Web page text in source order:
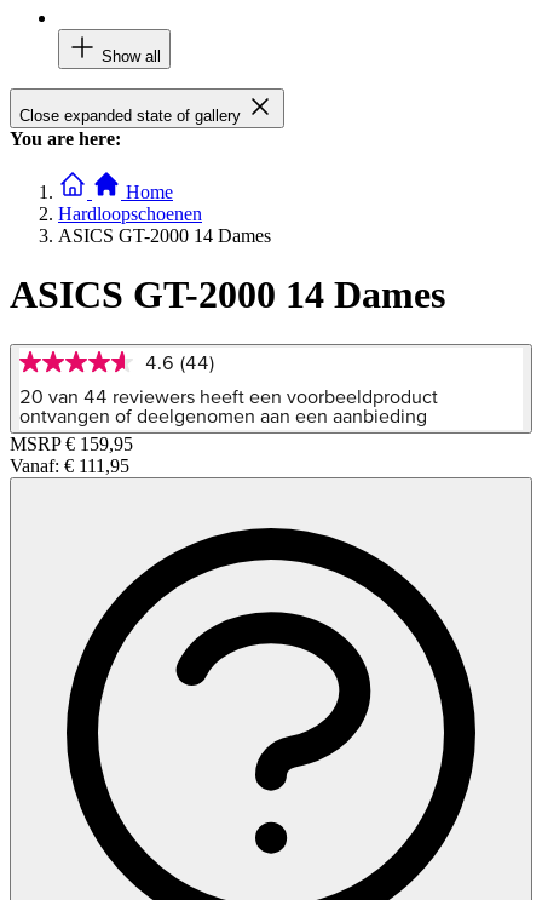
Show all
Close expanded state of gallery
You are here:
Home
Hardloopschoenen
ASICS GT-2000 14 Dames
ASICS GT-2000 14 Dames
4.6
van
5
sterren,
gemiddelde
scorewaarde.
4.6 (44)
20 van 44 reviewers heeft een voorbeeldproduct
ontvangen of deelgenomen aan een aanbieding
MSRP € 159,95
Vanaf: € 111,95